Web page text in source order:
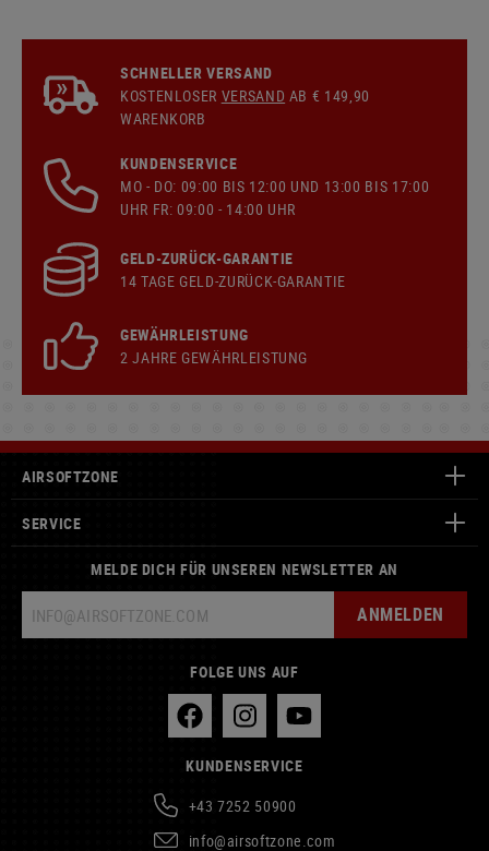
SCHNELLER VERSAND
KOSTENLOSER VERSAND AB € 149,90
WARENKORB
KUNDENSERVICE
MO - DO: 09:00 BIS 12:00 UND 13:00 BIS 17:00
UHR FR: 09:00 - 14:00 UHR
GELD-ZURÜCK-GARANTIE
14 TAGE GELD-ZURÜCK-GARANTIE
GEWÄHRLEISTUNG
2 JAHRE GEWÄHRLEISTUNG
AIRSOFTZONE
SERVICE
MELDE DICH FÜR UNSEREN NEWSLETTER AN
ANMELDEN
FOLGE UNS AUF
KUNDENSERVICE
+43 7252 50900
info@airsoftzone.com